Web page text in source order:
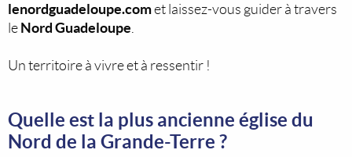
lenordguadeloupe.comet laissez-vous guider à travers
le Nord Guadeloupe.
Un territoire à vivre et à ressentir !
Quelle est la plus ancienne église du
Nord de la Grande-Terre ?